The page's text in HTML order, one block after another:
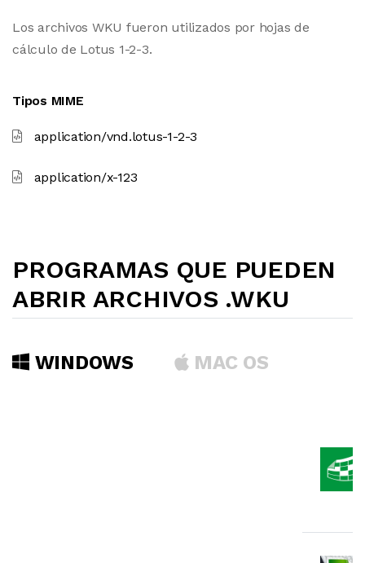
Los archivos WKU fueron utilizados por hojas de
cálculo de Lotus 1-2-3.
Tipos MIME
application/vnd.lotus-1-2-3
application/x-123
PROGRAMAS QUE PUEDEN
ABRIR ARCHIVOS .WKU
WINDOWS MAC OS